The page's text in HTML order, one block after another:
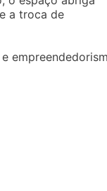
a troca de